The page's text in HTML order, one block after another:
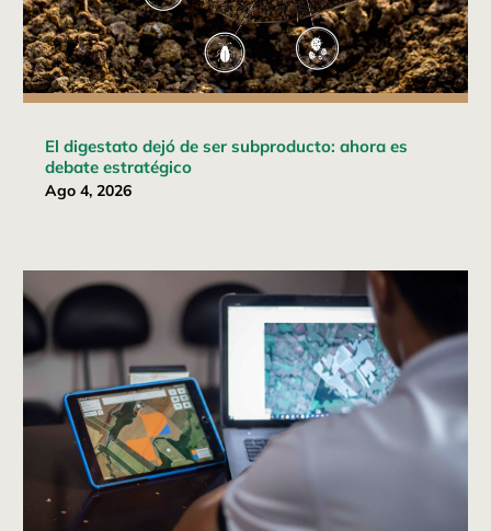
El digestato dejó de ser subproducto: ahora es
debate estratégico
Ago 4, 2026